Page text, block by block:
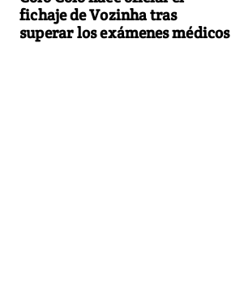
fichaje de Vozinha tras
superar los exámenes médicos